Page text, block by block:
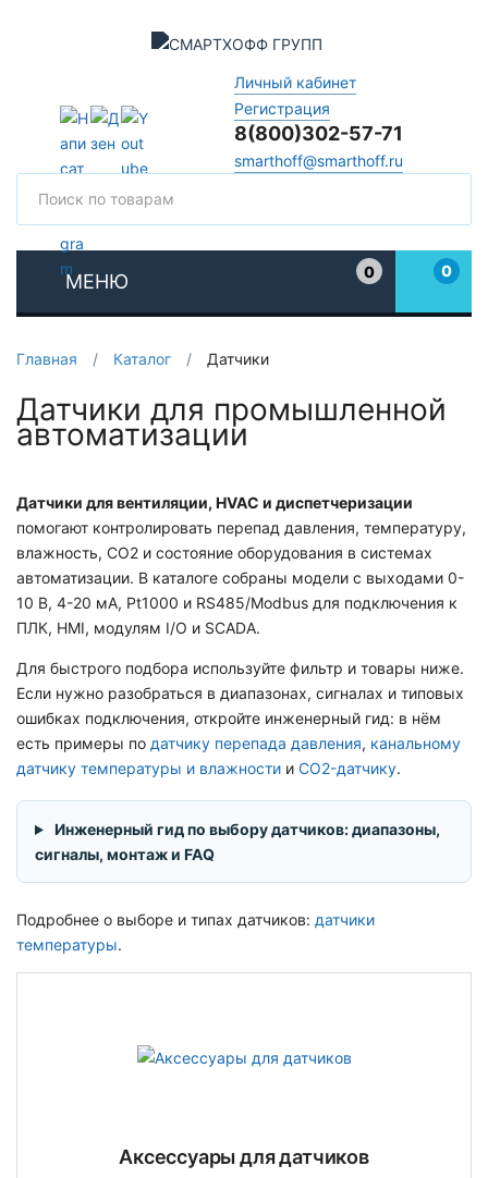
Личный кабинет
Регистрация
8(800)302-57-71
smarthoff@smarthoff.ru
МЕНЮ
0
0
Главная / Каталог / Датчики
Датчики для промышленной
автоматизации
Датчики для вентиляции, HVAC и диспетчеризации
помогают контролировать перепад давления, температуру,
влажность, CO2 и состояние оборудования в системах
автоматизации. В каталоге собраны модели с выходами 0-
10 В, 4-20 мА, Pt1000 и RS485/Modbus для подключения к
ПЛК, HMI, модулям I/O и SCADA.
Для быстрого подбора используйте фильтр и товары ниже.
Если нужно разобраться в диапазонах, сигналах и типовых
ошибках подключения, откройте инженерный гид: в нём
есть примеры по датчику перепада давления, канальному
датчику температуры и влажности и CO2-датчику.
Инженерный гид по выбору датчиков: диапазоны,
сигналы, монтаж и FAQ
Подробнее о выборе и типах датчиков: датчики
температуры.
Аксессуары для датчиков